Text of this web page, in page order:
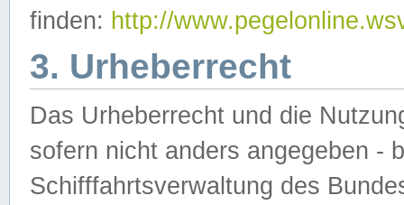
finden: http://
3. Urheberrecht
Das Urheberrecht und die
sofern nicht anders angegeben -
Schifffahrtsverwaltung des